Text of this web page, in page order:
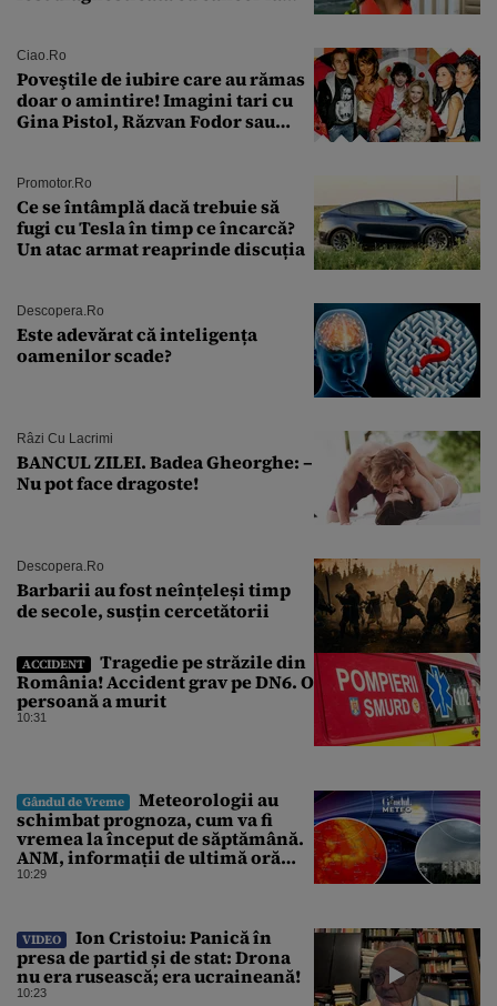
îmi salvez viața”
Ciao.ro
Poveştile de iubire care au rămas
doar o amintire! Imagini tari cu
Gina Pistol, Răzvan Fodor sau
Promotor.ro
Ce se întâmplă dacă trebuie să
fugi cu Tesla în timp ce încarcă?
Un atac armat reaprinde discuția
Descopera.ro
Este adevărat că inteligența
oamenilor scade?
Râzi Cu Lacrimi
BANCUL ZILEI. Badea Gheorghe: –
Nu pot face dragoste!
Descopera.ro
Barbarii au fost neînțeleși timp
de secole, susțin cercetătorii
ACCIDENT
Tragedie pe străzile din
România! Accident grav pe DN6. O
persoană a murit
10:31
Gândul de Vreme
Meteorologii au
schimbat prognoza, cum va fi
vremea la început de săptămână.
ANM, informații de ultimă oră
pentru Gândul
10:29
VIDEO
Ion Cristoiu: Panică în
presa de partid și de stat: Drona
nu era rusească; era ucraineană!
10:23